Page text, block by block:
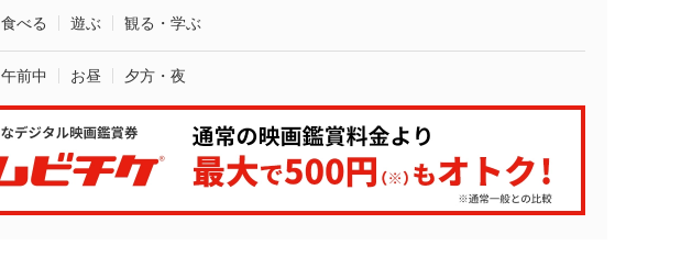
食べる 遊ぶ 観る・学ぶ
午前中 お昼 夕方・夜